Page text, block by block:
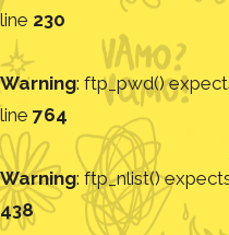
line 230
Warning: ftp_pwd()
line 764
Warning: ftp_nlist()
438